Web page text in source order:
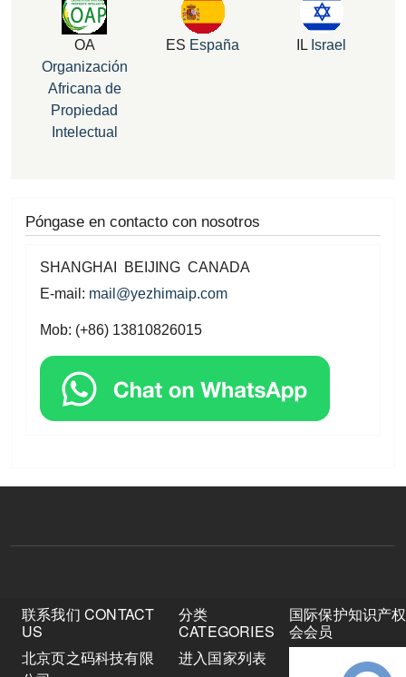
OA
Organización
Africana de
Propiedad
Intelectual
ES España IL Israel
Póngase en contacto con nosotros
SHANGHAI BEIJING CANADA
E-mail: mail@yezhimaip.com
Mob: (+86) 13810826015
联系我们 CONTACT
US
北京页之码科技有限
分类
CATEGORIES
进入国家列表
国际保护知识产
会会员